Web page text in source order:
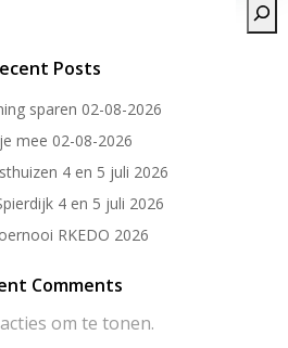
Posts
sparen 02-08-2026
mee 02-08-2026
4 en 5 juli 2026
4 en 5 juli 2026
RKEDO 2026
Comments
om te tonen.